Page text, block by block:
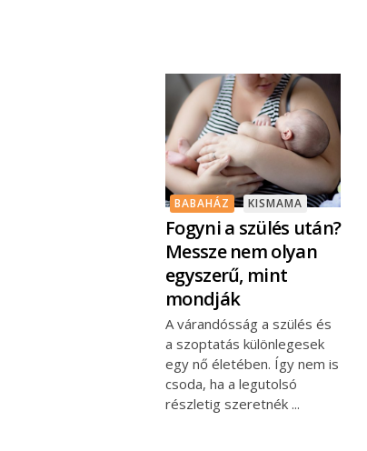
BABAHÁZ KISMAMA
Fogyni a szülés után?
Messze nem olyan
egyszerű, mint
mondják
A várandósság a szülés és
a szoptatás különlegesek
egy nő életében. Így nem is
csoda, ha a legutolsó
részletig szeretnék